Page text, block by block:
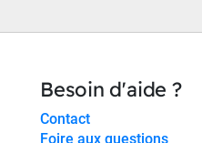
Besoin d'aide ?
Contact
Foire aux questions